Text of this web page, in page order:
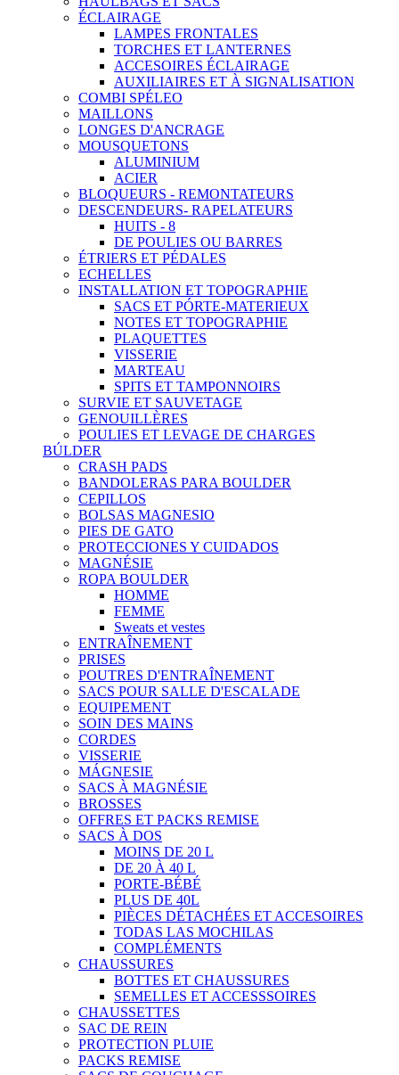
ÉCLAIRAGE
LAMPES FRONTALES
TORCHES ET LANTERNES
ACCESOIRES ÉCLAIRAGE
AUXILIAIRES ET À SIGNALISATION
COMBI SPÉLEO
MAILLONS
LONGES D'ANCRAGE
MOUSQUETONS
ALUMINIUM
ACIER
BLOQUEURS - REMONTATEURS
DESCENDEURS- RAPELATEURS
HUITS - 8
DE POULIES OU BARRES
ÉTRIERS ET PÉDALES
ECHELLES
INSTALLATION ET TOPOGRAPHIE
SACS ET PÓRTE-MATERIEUX
NOTES ET TOPOGRAPHIE
PLAQUETTES
VISSERIE
MARTEAU
SPITS ET TAMPONNOIRS
SURVIE ET SAUVETAGE
GENOUILLÈRES
POULIES ET LEVAGE DE CHARGES
BÚLDER
CRASH PADS
BANDOLERAS PARA BOULDER
CEPILLOS
BOLSAS MAGNESIO
PIES DE GATO
PROTECCIONES Y CUIDADOS
MAGNÉSIE
ROPA BOULDER
HOMME
FEMME
Sweats et vestes
ENTRAÎNEMENT
PRISES
POUTRES D'ENTRAÎNEMENT
SACS POUR SALLE D'ESCALADE
EQUIPEMENT
SOIN DES MAINS
CORDES
VISSERIE
MÁGNESIE
SACS À MAGNÉSIE
BROSSES
OFFRES ET PACKS REMISE
SACS À DOS
MOINS DE 20 L
DE 20 À 40 L
PORTE-BÉBÉ
PLUS DE 40L
PIÈCES DÉTACHÉES ET ACCESOIRES
TODAS LAS MOCHILAS
COMPLÉMENTS
CHAUSSURES
BOTTES ET CHAUSSURES
SEMELLES ET ACCESSSOIRES
CHAUSSETTES
SAC DE REIN
PROTECTION PLUIE
PACKS REMISE